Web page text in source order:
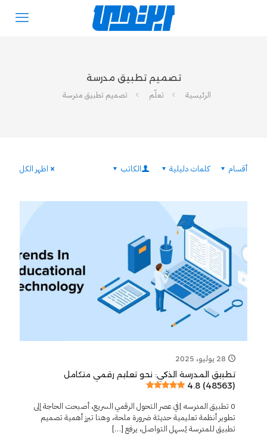
تصميم تطبيق مدرسة
الرئيسية
تعلّم تصميم تطبيق مدرسة
أقسام كلمات دليلية الكاتب اظهر الكل
28 يوليو، 2025
تطبيق المدرسة الذكي: نحو تعليم رقمي متكامل
4.8 (48563)
0 تطبيق المدرسه |في عصر التحول الرقمي السريع، أصبحت الحاجة إلى
تطوير أنظمة تعليمية حديثة ضرورة ملحة، وهنا تبرز أهمية تصميم
تطبيق للمدرسة يُسهل التواصل، يرفع […]